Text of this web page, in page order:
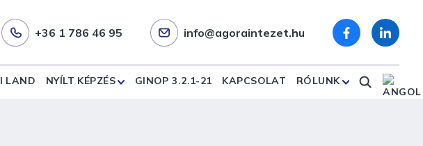
+36 1 786 46 95 info@agoraintezet.hu
I LAND NYÍLT KÉPZÉS GINOP 3.2.1-21 KAPCSOLAT RÓLUNK